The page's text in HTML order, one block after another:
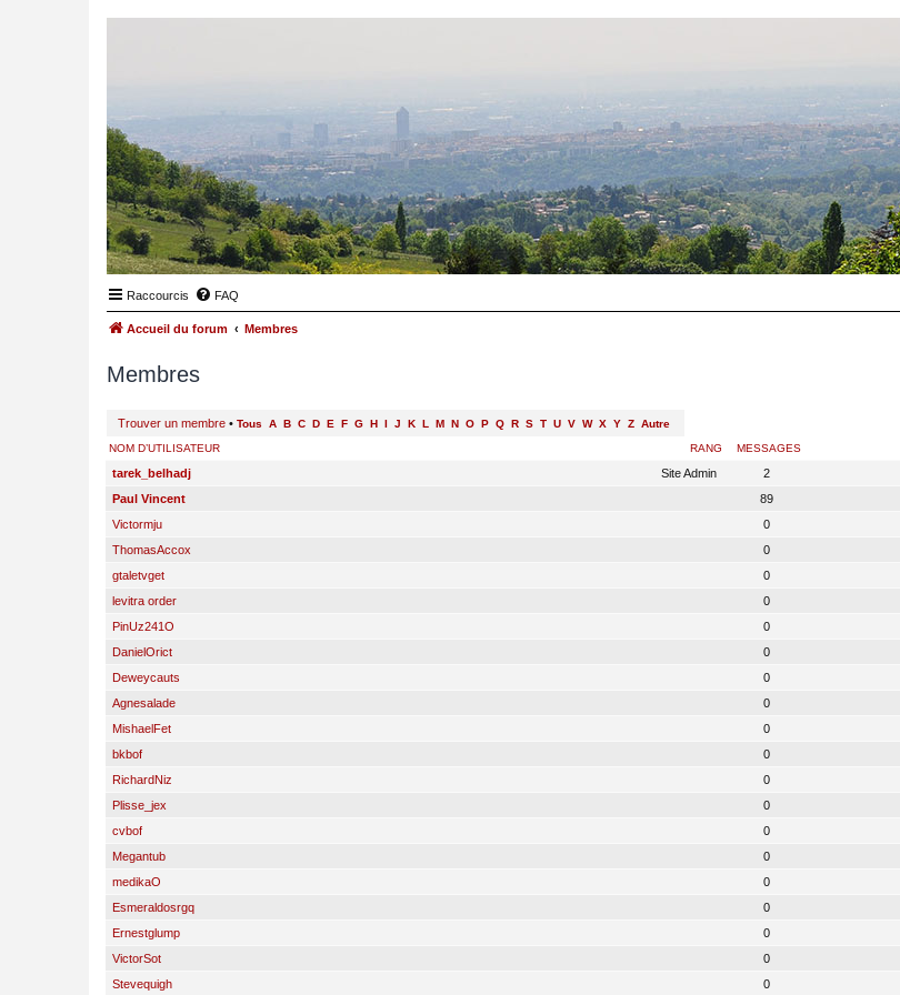
Raccourcis FAQ
Accueil du forum Membres
Membres
Trouver un membre • Tous A B C D E F G H I J K L M N O P Q R S T U V W X Y Z Autre
RANG
NOM D’UTILISATEUR MESSAGES
Site Admin
tarek_belhadj 2
Paul Vincent
89
Victormju
0
ThomasAccox
0
gtaletvget
0
levitra order
0
PinUz241O
0
DanielOrict
0
Deweycauts
0
Agnesalade
0
MishaelFet
0
bkbof
0
RichardNiz
0
Plisse_jex
0
cvbof
0
Megantub
0
medikaO
0
Esmeraldosrgq
0
Ernestglump
0
VictorSot
0
Stevequigh
0